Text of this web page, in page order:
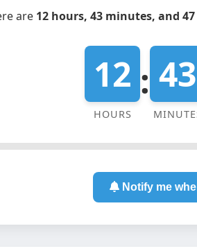
are 12 hours, 43 minutes, and
12
HOURS
: 43
Notify me